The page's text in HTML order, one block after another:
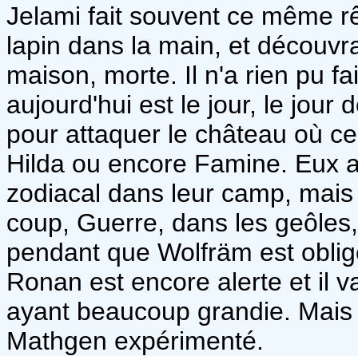
Jelami fait souvent ce même
lapin dans la main, et
maison, morte. Il n'a rien pu
aujourd'hui est le jour, le jour
pour attaquer le château où
Hilda ou encore Famine. Eux
zodiacal dans leur camp,
coup, Guerre, dans les
pendant que Wolfräm est
Ronan est encore alerte et il
ayant beaucoup grandie.
Mathgen expérimenté.